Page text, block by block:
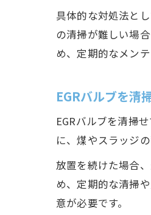
具体的な対処法と
の清掃が難しい場
め、定期的なメン
EGRバルブを清
EGRバルブを清掃
に、煤やスラッジ
放置を続けた場合
め、定期的な清掃
意が必要です。